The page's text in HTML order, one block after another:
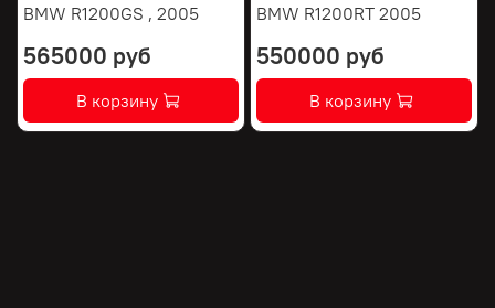
BMW R1200GS , 2005
565000 руб
В корзину
BMW R1200RT 2005
550000 руб
В корзину